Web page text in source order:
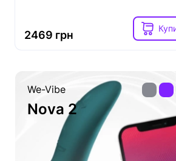
Womanizer
Premium 2
2469 грн